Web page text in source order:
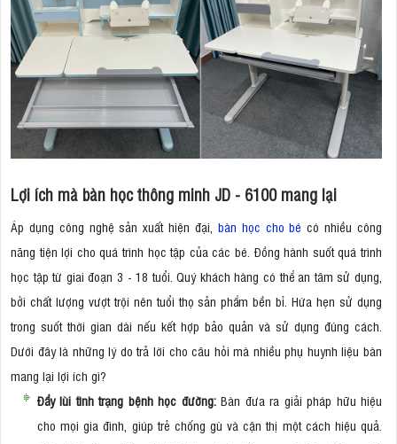
Lợi ích mà bàn học thông minh JD - 6100 mang lại
Áp dụng công nghệ sản xuất hiện đại, bàn học cho bé có nhiều công
năng tiện lợi cho quá trình học tập của các bé. Đồng hành suốt quá trình
học tập từ giai đoạn 3 - 18 tuổi. Quý khách hàng có thể an tâm sử dụng,
bởi chất lượng vượt trội nên tuổi thọ sản phẩm bền bỉ. Hứa hẹn sử dụng
trong suốt thời gian dài nếu kết hợp bảo quản và sử dụng đúng cách.
Dưới đây là những lý do trả lời cho câu hỏi mà nhiều phụ huynh liệu bàn
mang lại lợi ích gì?
Đẩy lùi tình trạng bệnh học đường:Bàn đưa ra giải pháp hữu hiệu
cho mọi gia đình, giúp trẻ chống gù và cận thị một cách hiệu quả.